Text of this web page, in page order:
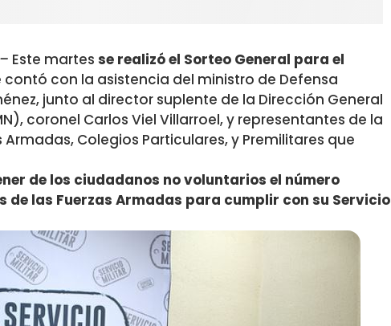
Este martes se realizó el Sorteo General para el
con la asistencia del ministro de Defensa
junto al director suplente de la Dirección General
coronel Carlos Viel Villarroel, y representantes de la
Colegios Particulares, y Premilitares que
de los ciudadanos no voluntarios el número
las Fuerzas Armadas para cumplir con su Servicio